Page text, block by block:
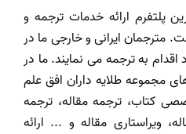
پلتفرم ارائه خدمات ترجمه و
مترجمان ایرانی و خارجی ما در
به ترجمه می نمایند. ما در
مجموعه طلایه داران افق علم
کتاب، ترجمه مقاله، ترجمه
ویراستاری مقاله و ... ارائه